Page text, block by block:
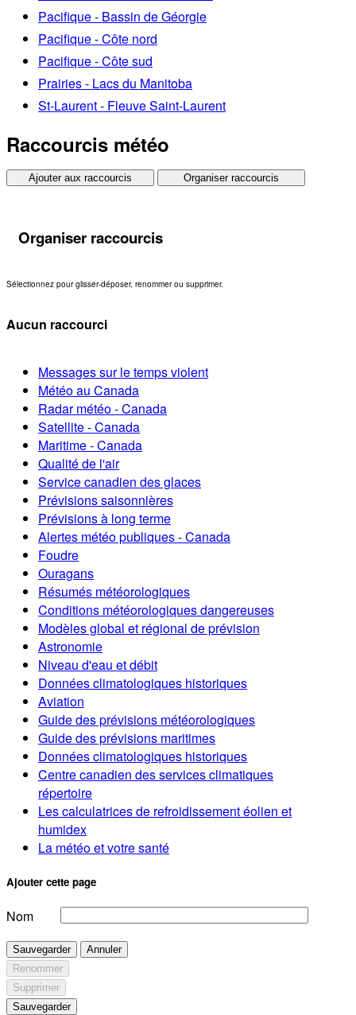
Pacifique - Bassin de Géorgie
Pacifique - Côte nord
Pacifique - Côte sud
Prairies - Lacs du Manitoba
St-Laurent - Fleuve Saint-Laurent
Raccourcis météo
Ajouter aux raccourcis Organiser raccourcis
Organiser raccourcis
Sélectionnez pour glisser-déposer, renommer ou supprimer.
Aucun raccourci
Messages sur le temps violent
Météo au Canada
Radar météo - Canada
Satellite - Canada
Maritime - Canada
Qualité de l'air
Service canadien des glaces
Prévisions saisonnières
Prévisions à long terme
Alertes météo publiques - Canada
Foudre
Ouragans
Résumés météorologiques
Conditions météorologiques dangereuses
Modèles global et régional de prévision
Astronomie
Niveau d'eau et débit
Données climatologiques historiques
Aviation
Guide des prévisions météorologiques
Guide des prévisions maritimes
Données climatologiques historiques
Centre canadien des services climatiques
répertoire
Les calculatrices de refroidissement éolien et
humidex
La météo et votre santé
Ajouter cette page
Nom
Sauvegarder
Annuler
Renommer
Supprimer
Sauvegarder